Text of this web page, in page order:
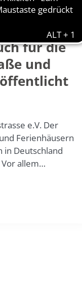
für die
und
e.V. Der
Ferienhäusern
in Deutschland
allem…